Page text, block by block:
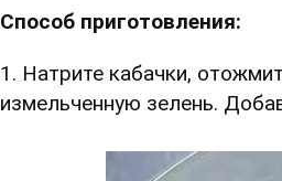
Способ приготовления:
1. Натрите кабачки,
измельченную зелень.